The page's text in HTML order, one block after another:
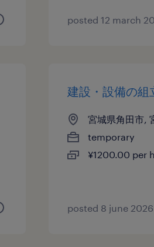
posted 12 march
建設・設備の組
宮城県角田市,
temporary
¥1200.00 per
posted 8 june 2026